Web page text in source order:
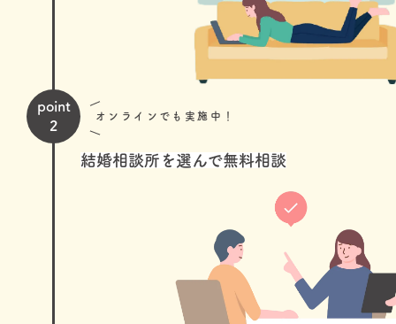
point
2
オンラインでも実施中！
結婚相談所を選んで無料相談